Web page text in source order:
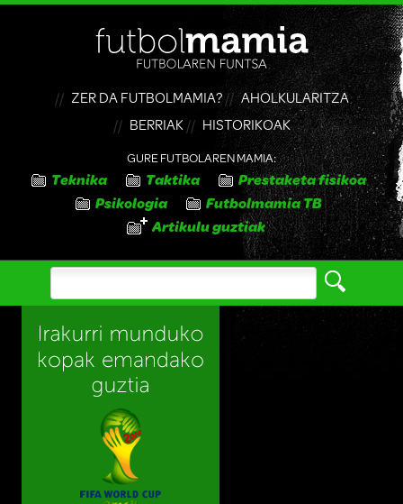
ZER DA FUTBOLMAMIA?
AHOLKULARITZA
BERRIAK
HISTORIKOAK
GURE FUTBOLAREN MAMIA:
Teknika Taktika
Prestaketa fisikoa
Psikologia
Futbolmamia TB
Artikulu guztiak